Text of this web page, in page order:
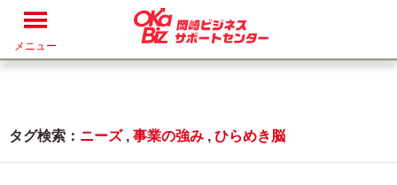
メニュー
タグ検索： ニーズ, 事業の強み , ひらめき脳